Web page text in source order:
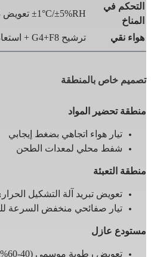
التحكم في
المناخ
±1°C/±5%RH تعويض ديناميكي
هواء نقي ترشيح G4+F8 + استعادة المحتوى الحراري
تصميم خاص بالمنطقة
منطقة تحضير المواد
تيار هواء اتجاهي بضغط إيجابي
شفط محلي لمعدات الطحن
منطقة التعبئة
تعويض تبريد آلة التشكيل
تيار صفائحي منخفض السرعة
مستودع عازل
تعويض رطوبة موسمي (40-60%RH)